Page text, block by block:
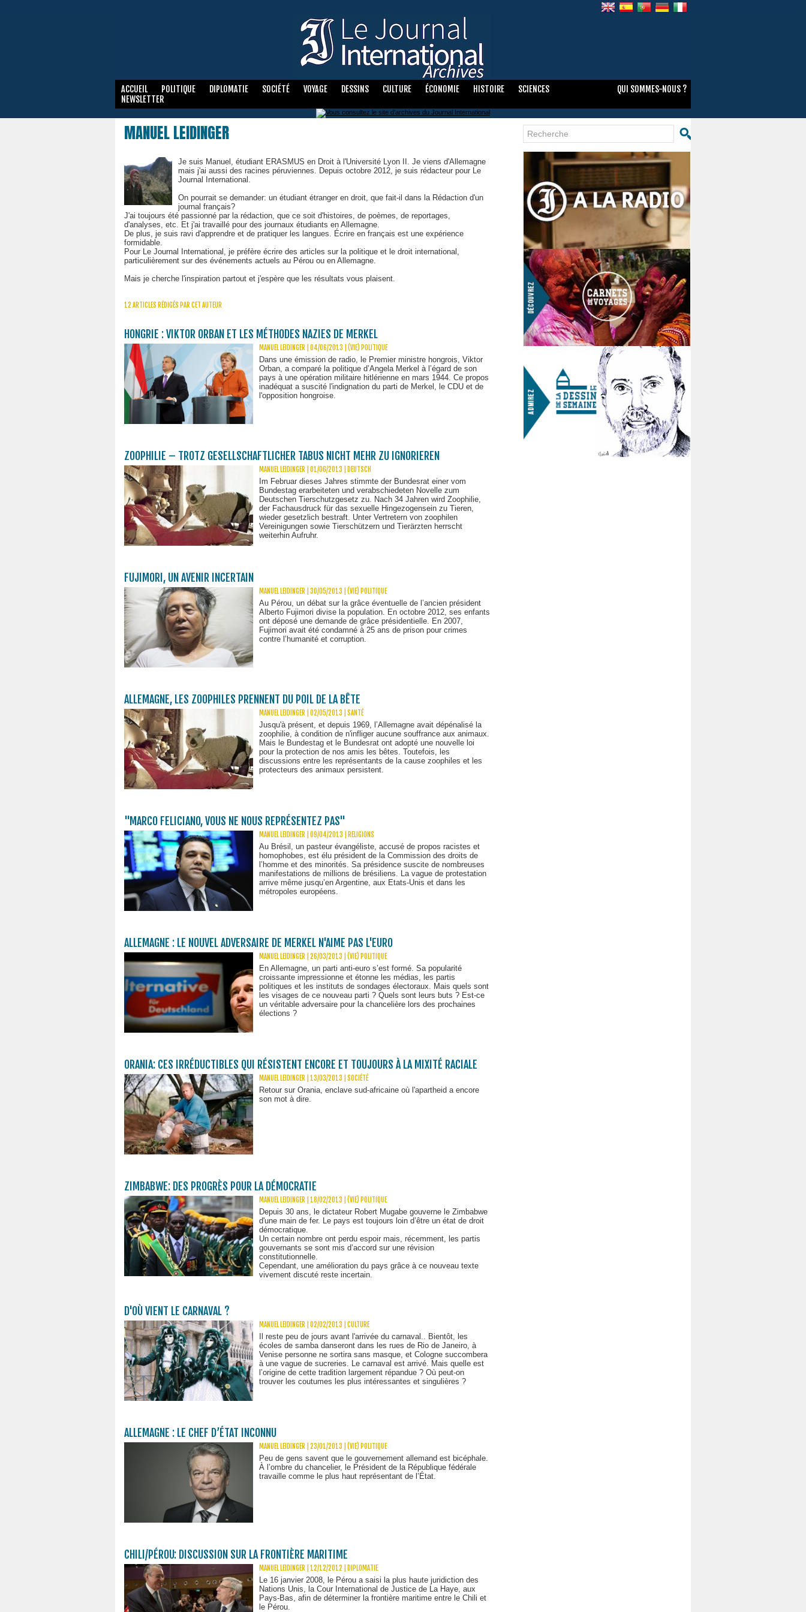
ACCUEIL POLITIQUE DIPLOMATIE SOCIÉTÉ VOYAGE DESSINS CULTURE ÉCONOMIE HISTOIRE
SCIENCES
NEWSLETTER
QUI SOMMES-NOUS ?
MANUEL LEIDINGER
Je suis Manuel, étudiant ERASMUS en Droit à l'Université Lyon II. Je viens d'Allemagne
mais j'ai aussi des racines péruviennes. Depuis octobre 2012, je suis rédacteur pour Le
Journal International.
On pourrait se demander: un étudiant étranger en droit, que fait-il dans la Rédaction d'un
journal français?
J'ai toujours été passionné par la rédaction, que ce soit d'histoires, de poèmes, de reportages,
d'analyses, etc. Et j'ai travaillé pour des journaux étudiants en Allemagne.
De plus, je suis ravi d'apprendre et de pratiquer les langues. Écrire en français est une expérience
formidable.
Pour Le Journal International, je préfère écrire des articles sur la politique et le droit international,
particulièrement sur des événements actuels au Pérou ou en Allemagne.
Mais je cherche l'inspiration partout et j'espère que les résultats vous plaisent.
12 ARTICLES RÉDIGÉS PAR CET AUTEUR
HONGRIE : VIKTOR ORBAN ET LES MÉTHODES NAZIES DE MERKEL
MANUEL LEIDINGER | 04/06/2013 (VIE) POLITIQUE
Dans une émission de radio, le Premier ministre hongrois, Viktor
Orban, a comparé la politique d’Angela Merkel à l’égard de son
pays à une opération militaire hitlérienne en mars 1944. Ce propos
inadéquat a suscité l'indignation du parti de Merkel, le CDU et de
l'opposition hongroise.
ZOOPHILIE – TROTZ GESELLSCHAFTLICHER TABUS NICHT MEHR ZU IGNORIEREN
MANUEL LEIDINGER | 01/06/2013 DEUTSCH
Im Februar dieses Jahres stimmte der Bundesrat einer vom
Bundestag erarbeiteten und verabschiedeten Novelle zum
Deutschen Tierschutzgesetz zu. Nach 34 Jahren wird Zoophilie,
der Fachausdruck für das sexuelle Hingezogensein zu Tieren,
wieder gesetzlich bestraft. Unter Vertretern von zoophilen
Vereinigungen sowie Tierschützern und Tierärzten herrscht
weiterhin Aufruhr.
FUJIMORI, UN AVENIR INCERTAIN
MANUEL LEIDINGER | 30/05/2013 (VIE) POLITIQUE
Au Pérou, un débat sur la grâce éventuelle de l’ancien président
Alberto Fujimori divise la population. En octobre 2012, ses enfants
ont déposé une demande de grâce présidentielle. En 2007,
Fujimori avait été condamné à 25 ans de prison pour crimes
contre l’humanité et corruption.
ALLEMAGNE, LES ZOOPHILES PRENNENT DU POIL DE LA BÊTE
MANUEL LEIDINGER | 02/05/2013 SANTÉ
Jusqu'à présent, et depuis 1969, l’Allemagne avait dépénalisé la
zoophilie, à condition de n'infliger aucune souffrance aux animaux.
Mais le Bundestag et le Bundesrat ont adopté une nouvelle loi
pour la protection de nos amis les bêtes. Toutefois, les
discussions entre les représentants de la cause zoophiles et les
protecteurs des animaux persistent.
"MARCO FELICIANO, VOUS NE NOUS REPRÉSENTEZ PAS"
MANUEL LEIDINGER | 09/04/2013 RELIGIONS
Au Brésil, un pasteur évangéliste, accusé de propos racistes et
homophobes, est élu président de la Commission des droits de
l’homme et des minorités. Sa présidence suscite de nombreuses
manifestations de millions de brésiliens. La vague de protestation
arrive même jusqu’en Argentine, aux Etats-Unis et dans les
métropoles européens.
ALLEMAGNE : LE NOUVEL ADVERSAIRE DE MERKEL N'AIME PAS L'EURO
MANUEL LEIDINGER | 26/03/2013 (VIE) POLITIQUE
En Allemagne, un parti anti-euro s’est formé. Sa popularité
croissante impressionne et étonne les médias, les partis
politiques et les instituts de sondages électoraux. Mais quels sont
les visages de ce nouveau parti ? Quels sont leurs buts ? Est-ce
un véritable adversaire pour la chancelière lors des prochaines
élections ?
ORANIA: CES IRRÉDUCTIBLES QUI RÉSISTENT ENCORE ET TOUJOURS À LA MIXITÉ RACIALE
MANUEL LEIDINGER | 13/03/2013 SOCIÉTÉ
Retour sur Orania, enclave sud-africaine où l'apartheid a encore
son mot à dire.
ZIMBABWE: DES PROGRÈS POUR LA DÉMOCRATIE
MANUEL LEIDINGER | 18/02/2013 (VIE) POLITIQUE
Depuis 30 ans, le dictateur Robert Mugabe gouverne le Zimbabwe
d'une main de fer. Le pays est toujours loin d’être un état de droit
démocratique.
Un certain nombre ont perdu espoir mais, récemment, les partis
gouvernants se sont mis d’accord sur une révision
constitutionnelle.
Cependant, une amélioration du pays grâce à ce nouveau texte
vivement discuté reste incertain.
D'OÙ VIENT LE CARNAVAL ?
MANUEL LEIDINGER | 02/02/2013 CULTURE
Il reste peu de jours avant l'arrivée du carnaval.. Bientôt, les
écoles de samba danseront dans les rues de Rio de Janeiro, à
Venise personne ne sortira sans masque, et Cologne succombera
à une vague de sucreries. Le carnaval est arrivé. Mais quelle est
l’origine de cette tradition largement répandue ? Où peut-on
trouver les coutumes les plus intéressantes et singulières ?
ALLEMAGNE : LE CHEF D’ÉTAT INCONNU
MANUEL LEIDINGER | 23/01/2013 (VIE) POLITIQUE
Peu de gens savent que le gouvernement allemand est bicéphale.
À l’ombre du chancelier, le Président de la République fédérale
travaille comme le plus haut représentant de l’État.
CHILI/PÉROU: DISCUSSION SUR LA FRONTIÈRE MARITIME
MANUEL LEIDINGER | 12/12/2012 DIPLOMATIE
Le 16 janvier 2008, le Pérou a saisi la plus haute juridiction des
Nations Unis, la Cour International de Justice de La Haye, aux
Pays-Bas, afin de déterminer la frontière maritime entre le Chili et
le Pérou.